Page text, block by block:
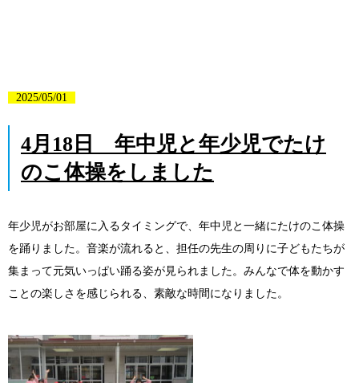
2025/05/01
4月18日 年中児と年少児でたけ
のこ体操をしました
年少児がお部屋に入るタイミングで、年中児と一緒にたけのこ体操
を踊りました。音楽が流れると、担任の先生の周りに子どもたちが
集まって元気いっぱい踊る姿が見られました。みんなで体を動かす
ことの楽しさを感じられる、素敵な時間になりました。